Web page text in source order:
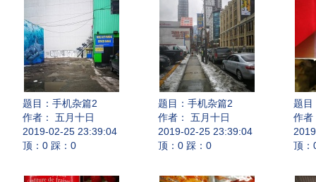
题目： 手机杂篇2
作者： 五月十日
2019-02-25 23:39:04
顶：0 踩：0
题目： 手机杂篇2
作者： 五月十日
2019-02-25 23:39:04
顶：0 踩：0
题目
作者
顶：